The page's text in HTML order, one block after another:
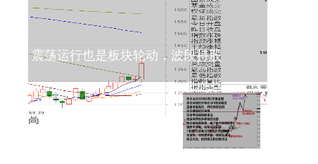
震荡运行也是板块轮动，波段持股
何小冰8月6日金价稳住再冲更
高